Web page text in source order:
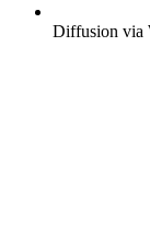
Diffusion via